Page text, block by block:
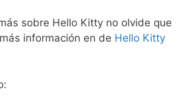
sobre Hello Kitty no olvide que
información en de Hello Kitty